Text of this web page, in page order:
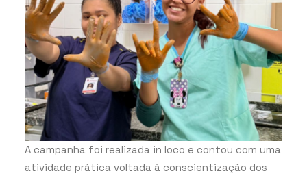
A campanha foi realizada in loco e contou com uma
atividade prática voltada à conscientização dos